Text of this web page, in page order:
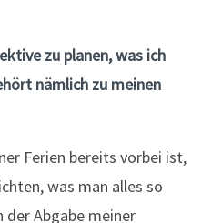
zu planen, was ich
nämlich zu meinen
Ferien bereits vorbei ist,
was man alles so
der Abgabe meiner